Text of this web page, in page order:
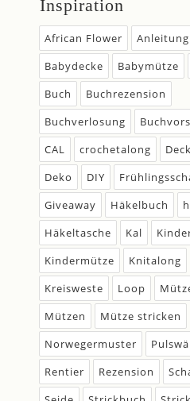
Inspiration
African Flower
Anleitung
Babydecke
Babymütze
Buch
Buchrezension
Buchverlosung
CAL
crochetalong
Deko
DIY
Giveaway
Häkelbuch
Häkeltasche
Kal
Kindermütze
Knitalong
Kreisweste
Loop
Mützen
Mütze stricken
Norwegermuster
Rentier
Rezension